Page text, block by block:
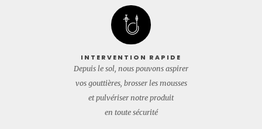
INTERVENTION RAPIDE
Depuis le sol, nous pouvons aspirer
vos gouttières, brosser les mousses
et pulvériser notre produit
en toute sécurité